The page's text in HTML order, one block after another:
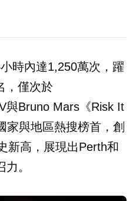
時內達1,250萬次，躍
，僅次於
與Bruno Mars《Risk It
家與地區熱搜榜首，創
新高，展現出Perth和
。